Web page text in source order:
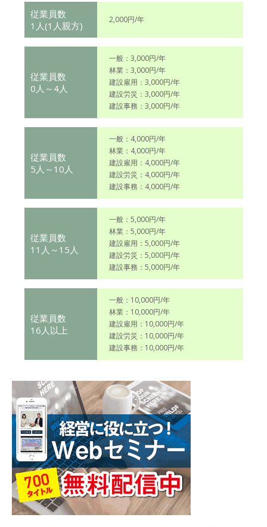
従業員数
1人(1人親方)
2,000円/年
従業員数
0人～4人
一般：3,000円/年
林業：3,000円/年
建設雇用：3,000円/年
建設労災：3,000円/年
建設事務：3,000円/年
従業員数
5人～10人
一般：4,000円/年
林業：4,000円/年
建設雇用：4,000円/年
建設労災：4,000円/年
建設事務：4,000円/年
従業員数
11人～15人
一般：5,000円/年
林業：5,000円/年
建設雇用：5,000円/年
建設労災：5,000円/年
建設事務：5,000円/年
従業員数
16人以上
一般：10,000円/年
林業：10,000円/年
建設雇用：10,000円/年
建設労災：10,000円/年
建設事務：10,000円/年